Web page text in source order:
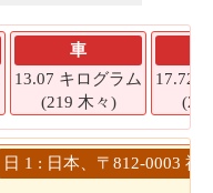
車
13.07 キログラム
(219 木々)
17.72
日 1 : 日本、〒812-0003